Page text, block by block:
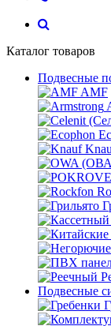
Каталог товаров
Подвесные
AMF
Подвесные